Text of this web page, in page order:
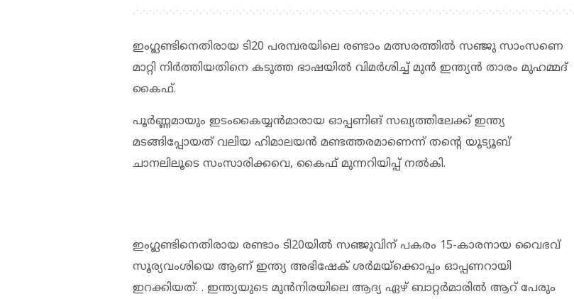
ഇംഗ്ലണ്ടിനെതിരായ ടി20 പരമ്പരയിലെ രണ്ടാം മത്സരത്തിൽ സഞ്ജു സാംസണെ
മാറ്റി നിർത്തിയതിനെ കടുത്ത ഭാഷയിൽ വിമർശിച്ച് മുൻ ഇന്ത്യൻ താരം മുഹമ്മദ്
കൈഫ്.
പൂർണ്ണമായും ഇടംകൈയ്യൻമാരായ ഓപ്പണിങ് സഖ്യത്തിലേക്ക് ഇന്ത്യ
മടങ്ങിപ്പോയത് വലിയ ഹിമാലയൻ മണ്ടത്തരമാണെന്ന് തന്‍റെ യൂട്യൂബ്
ചാനലിലൂടെ സംസാരിക്കവെ, കൈഫ് മുന്നറിയിപ്പ് നൽകി.
ഇംഗ്ലണ്ടിനെതിരായ രണ്ടാം ടി20യിൽ സഞ്ജുവിന് പകരം 15-കാരനായ വൈഭവ്
സൂര്യവംശിയെ ആണ് ഇന്ത്യ അഭിഷേക് ശർമയ്ക്കൊപ്പം ഓപ്പണറായി
ഇറക്കിയത്. . ഇന്ത്യയുടെ മുൻനിരയിലെ ആദ്യ ഏഴ് ബാറ്റർമാരിൽ ആറ് പേരും